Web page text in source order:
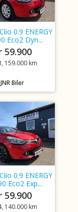
0.9 ENERGY
Eco2 Dyn...
59.900
159.000 km
JNR Biler
0.9 ENERGY
Eco2 Exp...
59.900
140.000 km